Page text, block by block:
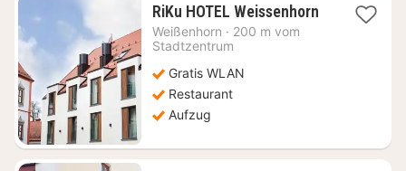
RiKu HOTEL Weissenhorn1
Weißenhorn · 200 m vom
Stadtzentrum
Gratis WLAN
Restaurant
Aufzug